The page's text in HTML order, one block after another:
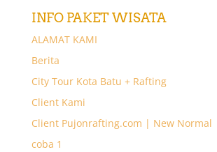
INFO PAKET WISATA
ALAMAT KAMI
Berita
City Tour Kota Batu + Rafting
Client Kami
Client Pujonrafting.com | New Normal
coba 1